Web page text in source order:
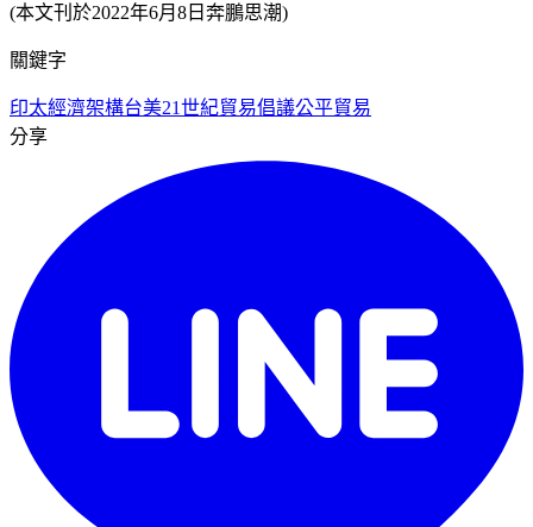
(本文刊於2022年6月8日奔鵬思潮)
關鍵字
印太經濟架構台美21世紀貿易倡議公平貿易
分享